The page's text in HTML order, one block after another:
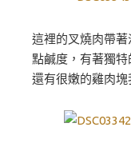
這裡的叉燒肉帶
點鹹度，有著獨
還有很嫩的雞肉塊